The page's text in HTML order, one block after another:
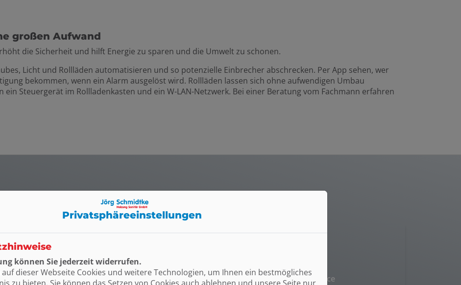
großen Aufwand
die Sicherheit und hilft Energie zu sparen und die Umwelt zu schonen.
Licht und Rollläden automatisieren und so potenzielle Einbrecher abschrecken. Per App sehen, wer
bekommen, wenn ein Alarm ausgelöst wird. Rollläden lassen sich ohne aufwendigen Umbau
Steuergerät im Rollladenkasten und ein W-LAN-Netzwerk. Bei einer Beratung vom Fachmann erfahren
umfassenden Services rund um Ihr Smart Home
Transparenz
Full Service
Privatsphäre­einstellungen
können Sie jederzeit widerrufen.
dieser Webseite Cookies und weitere Technologien, um Ihnen ein bestmögliches